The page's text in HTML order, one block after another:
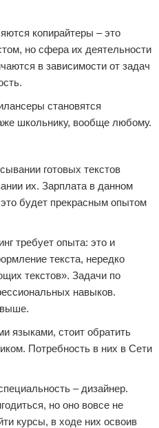
копирайтеры – это
но сфера их деятельности
в зависимости от задач
становятся
школьнику, вообще любому.
готовых текстов
их. Зарплата в данном
будет прекрасным опытом
требует опыта: это и
текста, нередко
текстов». Задачи по
навыков.
языками, стоит обратить
Потребность в них в Сети
– дизайнер.
но оно вовсе не
курсы, в ходе них освоив